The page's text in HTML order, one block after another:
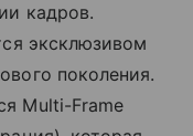
кадров.
эксклюзивом
поколения.
Multi-Frame